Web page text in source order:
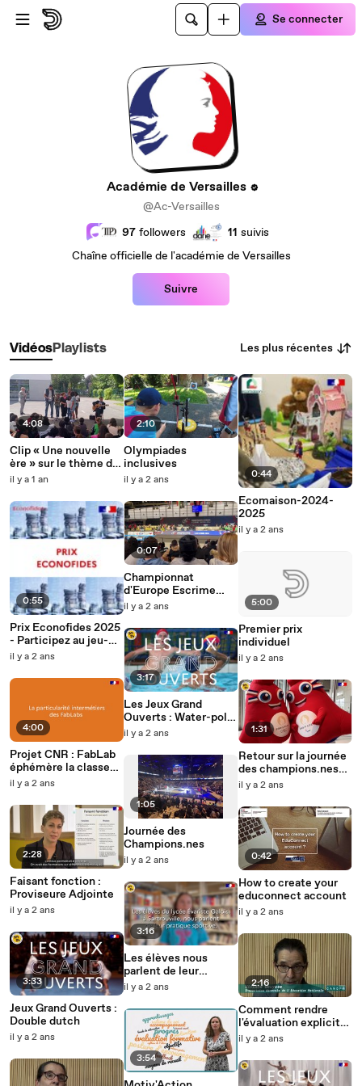
Passer au contenu principal
Se connecter
Académie de Versailles
@Ac-Versailles
97 followers 11 suivis
Chaîne officielle de l'académie de Versailles
Suivre
VidéosPlaylists Les plus récentes
4:08
Clip « Une nouvelle
ère » sur le thème de
la rentrée scolaire au
il y a 1 an
0:55
Prix Econofides 2025
- Participez au jeu-
concours
il y a 2 ans
4:00
Projet CNR : FabLab
éphémère la classe
dehors (95)
il y a 2 ans
2:28
Faisant fonction :
Proviseure Adjointe
il y a 2 ans
3:33
Jeux Grand Ouverts :
Double dutch
il y a 2 ans
2:10
Olympiades
inclusives
il y a 2 ans
0:07
Championnat
d'Europe Escrime
Fauteuil
il y a 2 ans
3:17
Les Jeux Grand
Ouverts : Water-polo
/ Léo
il y a 2 ans
1:05
Journée des
Champions.nes
il y a 2 ans
3:16
Les élèves nous
parlent de leur
pratique sportive, en
il y a 2 ans
3:54
0:44
Ecomaison-2024-
2025
il y a 2 ans
5:00
Premier prix
individuel
il y a 2 ans
1:31
Retour sur la journée
des champions.nes
par les jeunes
il y a 2 ans
0:42
How to create your
educonnect account
il y a 2 ans
2:16
Comment rendre
l'évaluation explicite
aux élèves
il y a 2 ans